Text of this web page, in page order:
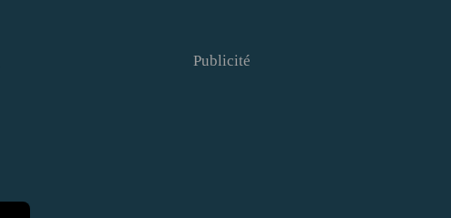
Publicité